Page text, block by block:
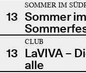
13
SOMMER IM
Sommer
13
CLUB
LaVIVA –
alle